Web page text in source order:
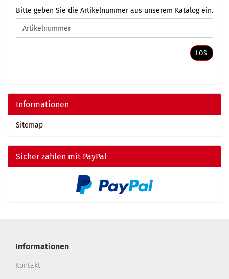
BITTE
GEBEN
SIE
DIE
EIN.
Bitte geben Sie die Artikelnummer aus unserem Katalog ein.
LOS
Informationen
Sitemap
Sicher zahlen mit PayPal
Informationen
Kontakt